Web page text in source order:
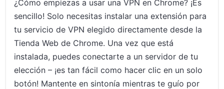
¿Cómo empiezas a usar una VPN en Chrome? ¡Es
sencillo! Solo necesitas instalar una extensión para
tu servicio de VPN elegido directamente desde la
Tienda Web de Chrome. Una vez que está
instalada, puedes conectarte a un servidor de tu
elección – ¡es tan fácil como hacer clic en un solo
botón! Mantente en sintonía mientras te guío por